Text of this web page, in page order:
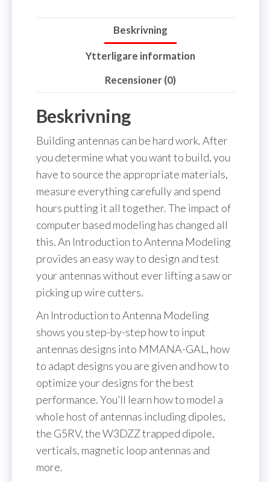
Beskrivning
Ytterligare information
Recensioner (0)
Beskrivning
Building antennas can be hard work. After
you determine what you want to build, you
have to source the appropriate materials,
measure everything carefully and spend
hours putting it all together. The impact of
computer based modeling has changed all
this. An Introduction to Antenna Modeling
provides an easy way to design and test
your antennas without ever lifting a saw or
picking up wire cutters.
An Introduction to Antenna Modeling
shows you step-by-step how to input
antennas designs into MMANA-GAL, how
to adapt designs you are given and how to
optimize your designs for the best
performance. You’ll learn how to model a
whole host of antennas including dipoles,
the G5RV, the W3DZZ trapped dipole,
verticals, magnetic loop antennas and
more.